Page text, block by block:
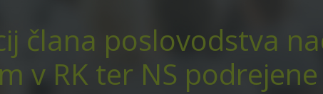
člana poslovodstva
v RK ter NS